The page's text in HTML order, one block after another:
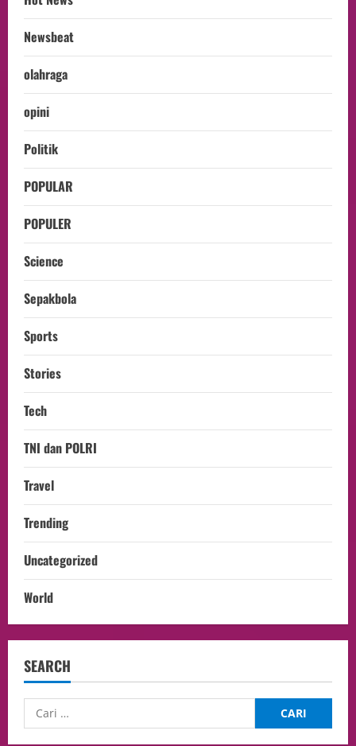
Newsbeat
olahraga
opini
Politik
POPULAR
POPULER
Science
Sepakbola
Sports
Stories
Tech
TNI dan POLRI
Travel
Trending
Uncategorized
World
SEARCH